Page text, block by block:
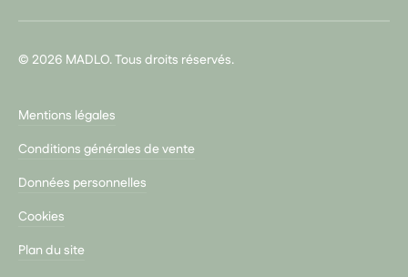
© 2026 MADLO. Tous droits réservés.
Mentions légales
Conditions générales de vente
Données personnelles
Cookies
Plan du site